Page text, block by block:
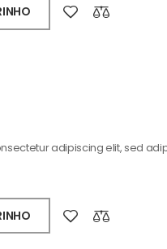
adipiscing elit, sed